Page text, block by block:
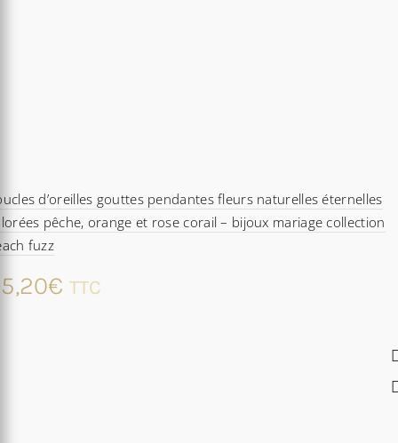
d’oreilles gouttes pendantes fleurs naturelles éternelles
pêche, orange et rose corail – bijoux mariage collection
fuzz
€ TTC